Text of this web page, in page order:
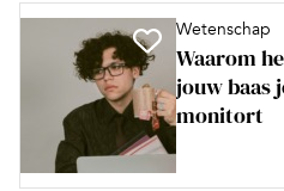
Wetenschap
Waarom
jouw baas
monitort